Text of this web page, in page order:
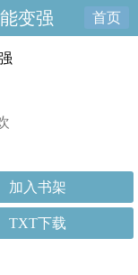
变强 首页
加入书架
TXT下载